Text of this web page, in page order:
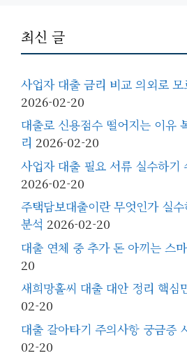
최신 글
사업자 대출 금리 비교 의외로
2026-02-20
대출로 신용점수 떨어지는 이유
리 2026-02-20
사업자 대출 필요 서류 실수하기
2026-02-20
주택담보대출이란 무엇인가 실
분석 2026-02-20
대출 연체 중 추가 돈 아끼는 스
20
새희망홀씨 대출 대안 정리 핵심
02-20
대출 갈아타기 주의사항 궁금증
02-20